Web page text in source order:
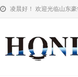
凌晨好！ 欢迎光临山东